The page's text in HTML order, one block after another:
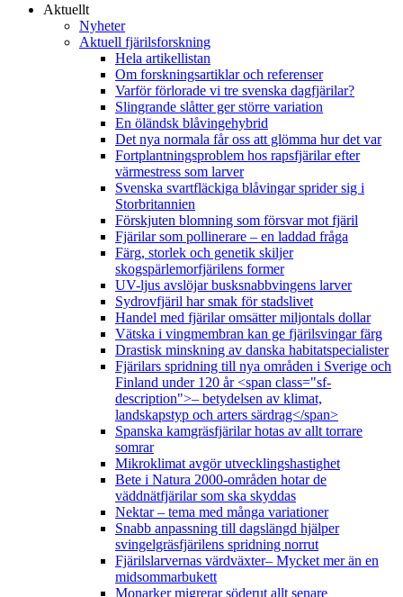
Aktuellt
Nyheter
Aktuell fjärilsforskning
Hela artikellistan
Om forskningsartiklar och referenser
Varför förlorade vi tre svenska dagfjärilar?
Slingrande slåtter ger större variation
En öländsk blåvingehybrid
Det nya normala får oss att glömma hur det var
Fortplantningsproblem hos rapsfjärilar efter
värmestress som larver
Svenska svartfläckiga blåvingar sprider sig i
Storbritannien
Förskjuten blomning som försvar mot fjäril
Fjärilar som pollinerare – en laddad fråga
Färg, storlek och genetik skiljer
skogspärlemorfjärilens former
UV-ljus avslöjar busksnabbvingens larver
Sydrovfjäril har smak för stadslivet
Handel med fjärilar omsätter miljontals dollar
Vätska i vingmembran kan ge fjärilsvingar färg
Drastisk minskning av danska habitatspecialister
Fjärilars spridning till nya områden i Sverige och
Finland under 120 år <span class="sf-
description">– betydelsen av klimat,
landskapstyp och arters särdrag</span>
Spanska kamgräsfjärilar hotas av allt torrare
somrar
Mikroklimat avgör utvecklingshastighet
Bete i Natura 2000-områden hotar de
väddnätfjärilar som ska skyddas
Nektar – tema med många variationer
Snabb anpassning till dagslängd hjälper
svingelgräsfjärilens spridning norrut
Fjärilslarvernas värdväxter– Mycket mer än en
midsommarbukett
Monarker migrerar söderut allt senare